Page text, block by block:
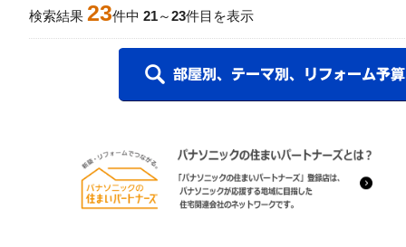
検索結果 23件中 21～23件目を表示